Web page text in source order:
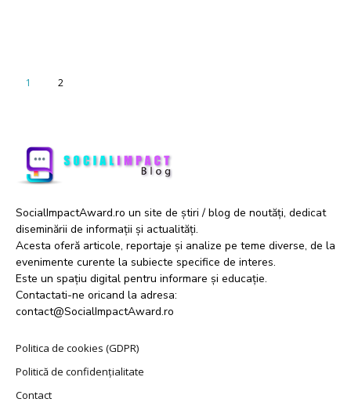
1 2
SocialImpactAward.ro un site de știri / blog de noutăți, dedicat
diseminării de informații și actualități.
Acesta oferă articole, reportaje și analize pe teme diverse, de la
evenimente curente la subiecte specifice de interes.
Este un spațiu digital pentru informare și educație.
Contactati-ne oricand la adresa:
contact@SocialImpactAward.ro
Politica de cookies (GDPR)
Politică de confidențialitate
Contact